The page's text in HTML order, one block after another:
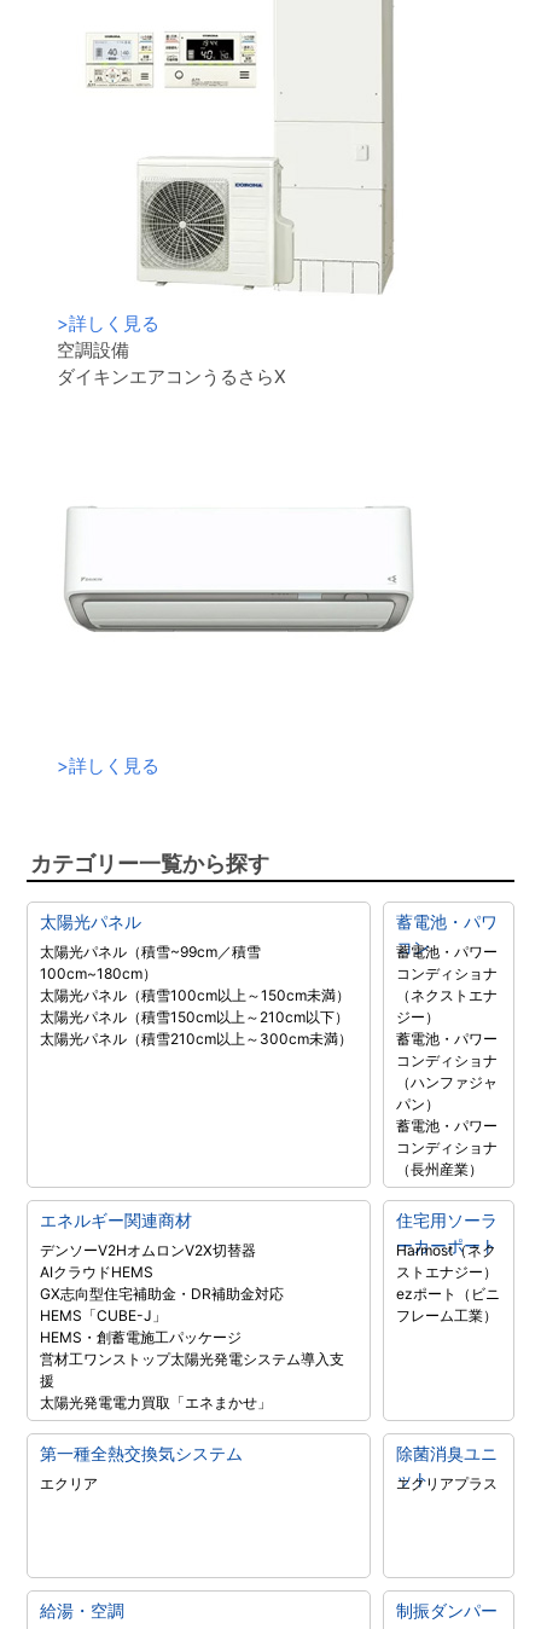
>詳しく見る
空調設備
ダイキンエアコンうるさらX
>詳しく見る
カテゴリー一覧から探す
太陽光パネル
太陽光パネル（積雪~99cm／積雪
100cm~180cm）
太陽光パネル（積雪100cm以上～150cm未満）
太陽光パネル（積雪150cm以上～210cm以下）
太陽光パネル（積雪210cm以上～300cm未満）
蓄電池・パワ
コン
蓄電池・パワー
コンディショナ
（ネクストエナ
ジー）
蓄電池・パワー
コンディショナ
（ハンファジャ
パン）
蓄電池・パワー
コンディショナ
（長州産業）
エネルギー関連商材
デンソーV2HオムロンV2X切替器
AIクラウドHEMS
GX志向型住宅補助金・DR補助金対応
HEMS「CUBE-J」
HEMS・創蓄電施工パッケージ
営材工ワンストップ太陽光発電システム導入支
援
太陽光発電電力買取「エネまかせ」
住宅用ソーラ
ーカーポート
Harmost（ネク
ストエナジー）
ezポート（ビニ
フレーム工業）
第一種全熱交換気システム
エクリア
除菌消臭ユニ
ット
エクリアプラス
給湯・空調 制振ダンパー